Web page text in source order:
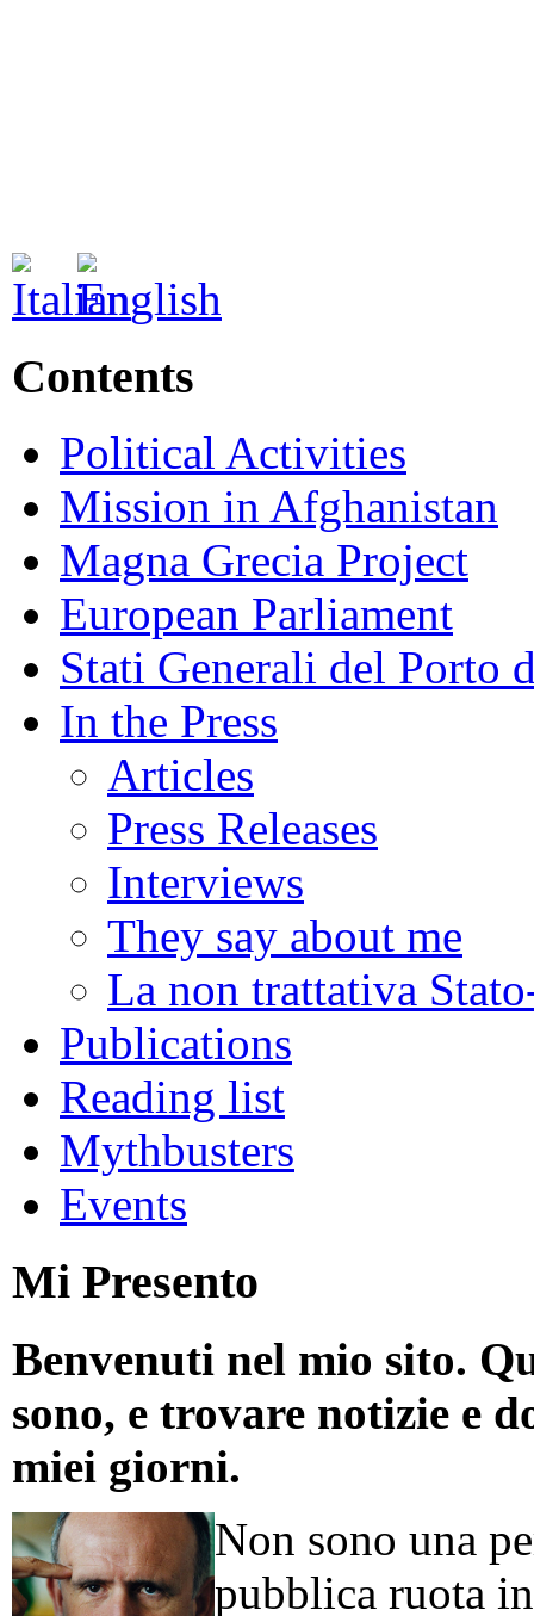
Contents
Political Activities
Mission in Afghanistan
Magna Grecia Project
European Parliament
Stati Generali del Porto
In the Press
Articles
Press Releases
Interviews
They say about me
La non trattativa
Publications
Reading list
Mythbusters
Events
Mi Presento
Benvenuti nel mio sito.
sono, e trovare notizie e
miei giorni.
Non sono una
pubblica ruota